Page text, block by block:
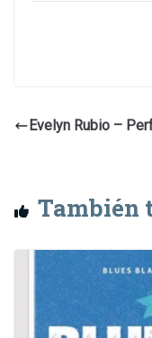
Evelyn Rubio –
También